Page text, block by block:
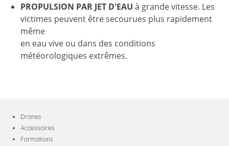
PROPULSION PAR JET D'EAU à grande vitesse. Les
victimes peuvent être secourues plus rapidement
même
en eau vive ou dans des conditions
météorologiques extrêmes.
Drones
Accessoires
Formations